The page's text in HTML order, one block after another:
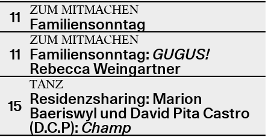
11
ZUM MITMACHEN
Familiensonntag
11
ZUM MITMACHEN
Familiensonntag: GUGUS!
Rebecca Weingartner
15
TANZ
Residenzsharing: Marion
Baeriswyl und David Pita Castro
(D.C.P): Champ